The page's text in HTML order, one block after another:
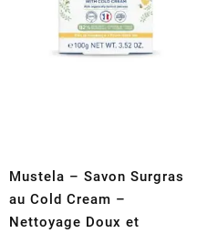
Mustela – Savon Surgras
au Cold Cream –
Nettoyage Doux et